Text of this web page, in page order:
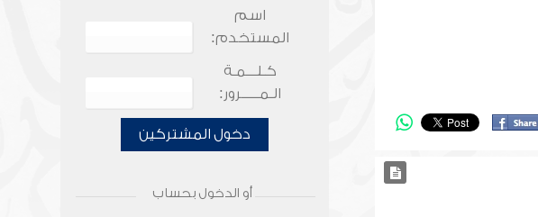
اسم
المستخدم:
كـلـــمـة
الـمـــــرور:
دخول المشتركين
أو الدخول بحساب